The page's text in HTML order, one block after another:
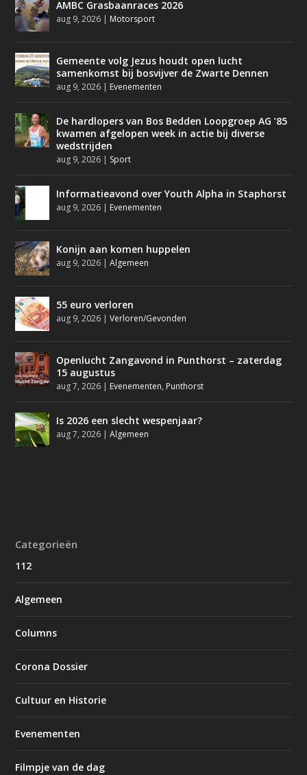
AMBC Grasbaanraces 2026
aug 9, 2026 | Motorsport
Gemeente volg Jezus houdt open lucht
samenkomst bij bosvijver de Zwarte Dennen
aug 9, 2026 | Evenementen
De hardlopers van Bos Bedden Loopgroep AG ’85
kwamen afgelopen week in actie bij diverse
wedstrijden
aug 9, 2026 | Sport
Informatieavond over Youth Alpha in Staphorst
aug 9, 2026 | Evenementen
Konijn aan komen huppelen
aug 9, 2026 |Algemeen
55 euro verloren
aug 9, 2026 |Verloren/Gevonden
Openlucht Zangavond in Punthorst – zaterdag
15 augustus
aug 7, 2026 | Evenementen, Punthorst
Is 2026 een slecht wespenjaar?
aug 7, 2026 |Algemeen
Categorieën
112
Algemeen
Columns
Corona Dossier
Cultuur en Historie
Evenementen
Filmpje van de dag